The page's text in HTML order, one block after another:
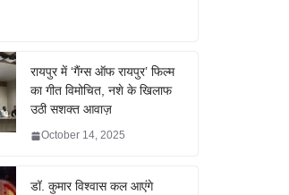
रायपुर में ‘गैंग्स ऑफ रायपुर’ फिल्म
का गीत विमोचित, नशे के खिलाफ
उठी सशक्त आवाज़
October 14, 2025
डॉ. कुमार विश्वास कल आएंगे